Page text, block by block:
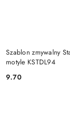
Szablon zmywalny
motyle KSTDL94
Cena:
9.70